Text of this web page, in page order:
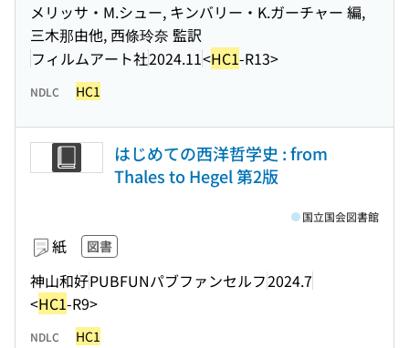
メリッサ・M.シュー, キンバリー・K.ガーチャー 編,
三木那由他, 西條玲奈 監訳
フィルムアート社2024.11<HC1-R13>
NDLC HC1
はじめての西洋哲学史 : from
Thales to Hegel 第2版
紙 図書
神山和好PUBFUNパブファンセルフ2024.7
<HC1-R9>
国立国会図書館
NDLC HC1